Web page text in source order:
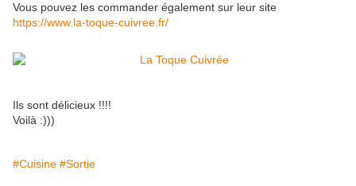
Vous pouvez les commander également sur leur site
https://www.la-toque-cuivree.fr/
Ils sont délicieux !!!!
Voilà :)))
#Cuisine #Sortie